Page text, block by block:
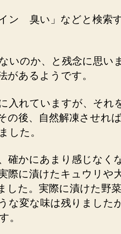
ン 臭い」などと検索
いのか、と残念に思い
があるようです。
入れていますが、それ
の後、自然解凍させれ
した。
確かにあまり感じなく
際に漬けたキュウリや
した。実際に漬けた野菜
な変な味は残りましたが
。